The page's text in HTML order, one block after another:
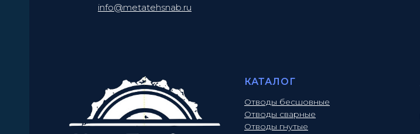
info@metatehsnab.ru
КАТАЛОГ
Отводы бесшовные
Отводы сварные
Отводы гнутые